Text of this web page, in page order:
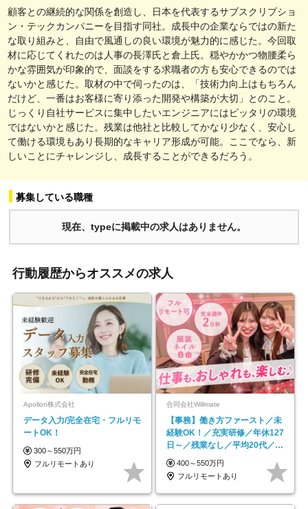
顧客との継続的な関係を創造し、日本を代表するサブスクリプショ
ン・テックカンパニーを目指す同社。成長中の企業ならではの新た
な取り組みと、自由で風通しの良い環境が魅力的に感じた。今回取
材に応じてくれたのは人事の長澤氏と倉上氏。穏やかかつ物腰柔ら
かな雰囲気が印象的で、面談をする求職者の方も安心できるのでは
ないかと感じた。取材の中で伺ったのは、「技術力向上はもちろん
だけど、一番はお客様に寄り添った開発や構築が大切」とのこと。
じっくり自社サービスに集中したいエンジニアにはピッタリの環境
ではないかと感じた。残業は他社と比較してかなり少なく、安心し
て働ける環境もあり長期的なキャリア形成が可能。ここでなら、新
しいことにチャレンジし、成長することができるだろう。
募集している職種
現在、typeに掲載中の求人はありません。
行動履歴からオススメの求人
Apollon株式会社
データ入力/完全在宅・フルリモ
ートOK！
300～550万円
フルリモートあり
合同会社Willmate
【事務】働き方ファースト／未
経験OK！／充実研修／年休127
日～／残業なし／平均20代／リ
モートOK
400～550万円
フルリモートあり